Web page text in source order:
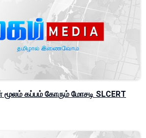
கப்பம் கோரும் மோசடி SLCERT